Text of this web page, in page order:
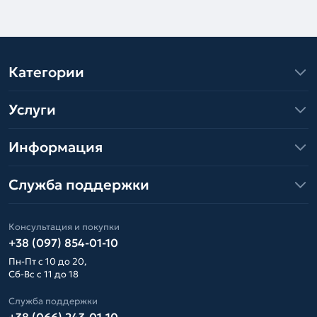
Категории
Услуги
Информация
Служба поддержки
Консультация и покупки
+38 (097) 854-01-10
Пн-Пт с 10 до 20,
Сб-Вс с 11 до 18
Служба поддержки